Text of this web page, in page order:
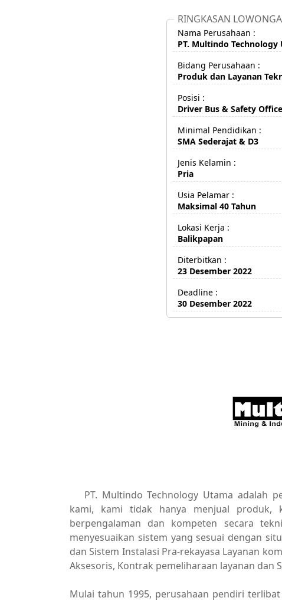
RINGKASAN
Nama Perusahaan :
PT. Multindo Technology
Bidang Perusahaan :
Produk dan Layanan
Posisi :
Driver Bus & Safety
Minimal Pendidikan :
SMA Sederajat & D3
Jenis Kelamin :
Pria
Usia Pelamar :
Maksimal 40 Tahun
Lokasi Kerja :
Balikpapan
Diterbitkan :
23 Desember 2022
Deadline :
30 Desember 2022
PT. Multindo Technology Utama adalah
kami, kami tidak hanya menjual produk,
berpengalaman dan kompeten secara
menyesuaikan sistem yang sesuai dengan
dan Sistem Instalasi Pra-rekayasa Layanan
Aksesoris, Kontrak pemeliharaan layanan dan
Mulai tahun 1995, perusahaan pendiri